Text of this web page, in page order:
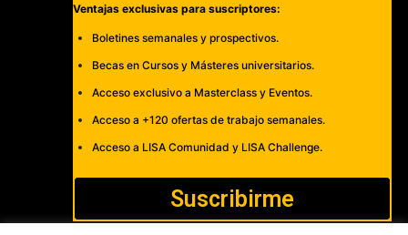
Ventajas exclusivas para suscriptores:
Boletines semanales y prospectivos.
Becas en Cursos y Másteres universitarios.
Acceso exclusivo a Masterclass y Eventos.
Acceso a +120 ofertas de trabajo semanales.
Acceso a LISA Comunidad y LISA Challenge.
Suscribirme